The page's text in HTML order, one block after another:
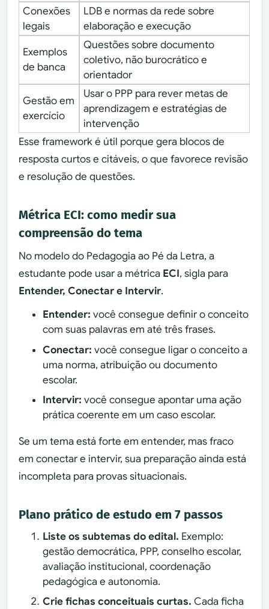
Conexões
legais
LDB e normas da rede sobre
elaboração e execução
Exemplos
de banca
Questões sobre documento
coletivo, não burocrático e
orientador
Gestão em
exercício
Usar o PPP para rever metas de
aprendizagem e estratégias de
intervenção
Esse framework é útil porque gera blocos de
resposta curtos e citáveis, o que favorece revisão
e resolução de questões.
Métrica ECI: como medir sua
compreensão do tema
No modelo do Pedagogia ao Pé da Letra, a
estudante pode usar a métrica ECI, sigla para
Entender, Conectar e Intervir.
Entender: você consegue definir o conceito
com suas palavras em até três frases.
Conectar: você consegue ligar o conceito a
uma norma, atribuição ou documento
escolar.
Intervir: você consegue apontar uma ação
prática coerente em um caso escolar.
Se um tema está forte em entender, mas fraco
em conectar e intervir, sua preparação ainda está
incompleta para provas situacionais.
Plano prático de estudo em 7 passos
Liste os subtemas do edital. Exemplo:
gestão democrática, PPP, conselho escolar,
avaliação institucional, coordenação
pedagógica e autonomia.
Crie fichas conceituais curtas. Cada ficha